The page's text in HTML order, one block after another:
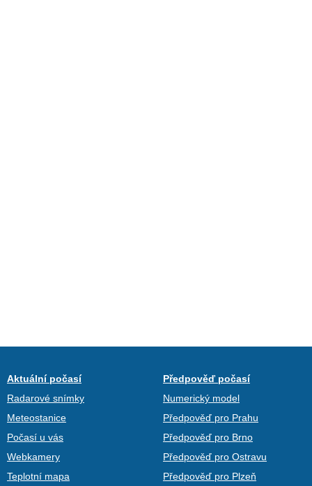
Aktuální počasí
Radarové snímky
Meteostanice
Počasí u vás
Webkamery
Teplotní mapa
Předpověď počasí
Numerický model
Předpověď pro Prahu
Předpověď pro Brno
Předpověď pro Ostravu
Předpověď pro Plzeň